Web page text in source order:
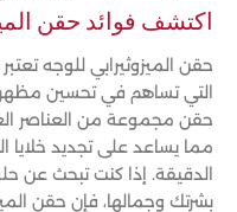
اكتشف فوائد حقن
حقن الميزوثيرابي للوجه
التي تساهم في تحسين
حقن مجموعة من العناصر
مما يساعد على تجديد خلايا
الدقيقة. إذا كنت تبحث عن
بشرتك وجمالها، فإن حقن